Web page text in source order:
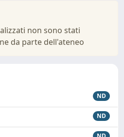
non sono stati
da parte dell'ateneo
ND
ND